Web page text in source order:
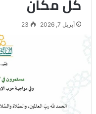
كل مكان
أبريل 7, 2026 23